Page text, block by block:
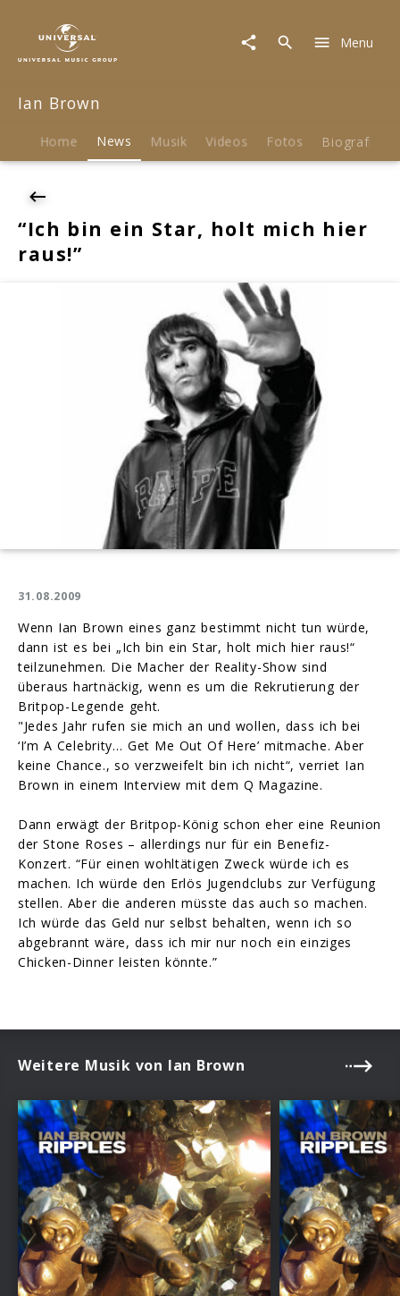
News
"Ich
Star,
mich
raus!"
Menu
Ian Brown
Home News Musik Videos Fotos Biografie
“Ich bin ein Star, holt mich hier
raus!”
31.08.2009
Wenn Ian Brown eines ganz bestimmt nicht tun würde,
dann ist es bei „Ich bin ein Star, holt mich hier raus!“
teilzunehmen. Die Macher der Reality-Show sind
überaus hartnäckig, wenn es um die Rekrutierung der
Britpop-Legende geht.
"Jedes Jahr rufen sie mich an und wollen, dass ich bei
‘I’m A Celebrity… Get Me Out Of Here’ mitmache. Aber
keine Chance., so verzweifelt bin ich nicht“, verriet Ian
Brown in einem Interview mit dem Q Magazine.
Dann erwägt der Britpop-König schon eher eine Reunion
der Stone Roses – allerdings nur für ein Benefiz-
Konzert. “Für einen wohltätigen Zweck würde ich es
machen. Ich würde den Erlös Jugendclubs zur Verfügung
stellen. Aber die anderen müsste das auch so machen.
Ich würde das Geld nur selbst behalten, wenn ich so
abgebrannt wäre, dass ich mir nur noch ein einziges
Chicken-Dinner leisten könnte.”
Weitere Musik von Ian Brown